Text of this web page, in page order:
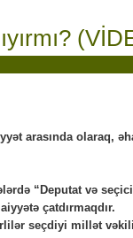
arasında olaraq,
“Deputat və
çatdırmaqdır.
seçdiyi millət